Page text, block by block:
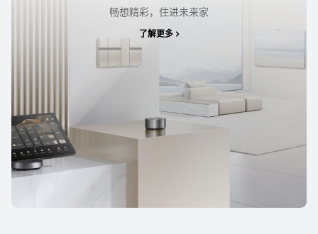
畅想精彩，住进未来家
了解更多